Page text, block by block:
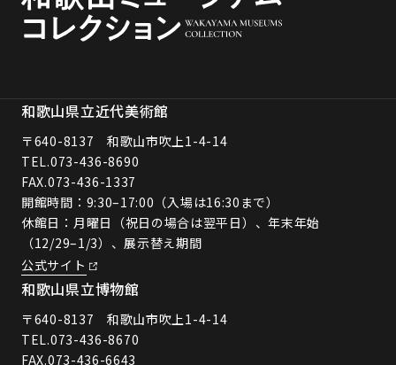
和歌山県立近代美術館
〒640-8137 和歌山市吹上1-4-14
TEL.073-436-8690
FAX.073-436-1337
開館時間：9:30–17:00（入場は16:30まで）
休館日：月曜日（祝日の場合は翌平日）、年末年始
（12/29–1/3）、展示替え期間
公式サイト
和歌山県立博物館
〒640-8137 和歌山市吹上1-4-14
TEL.073-436-8670
FAX.073-436-6643